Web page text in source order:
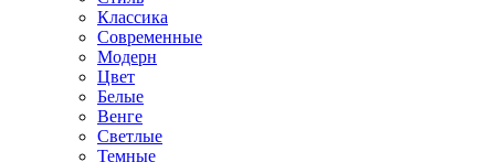
Классика
Современные
Модерн
Цвет
Белые
Венге
Светлые
Темные